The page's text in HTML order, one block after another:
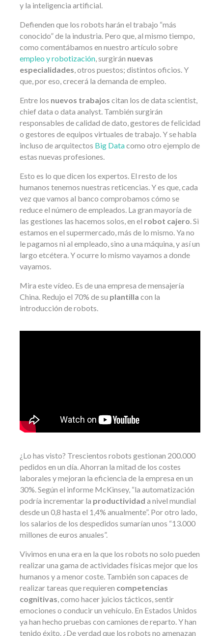
y la inteligencia artificial.
Defienden que los robots harán el trabajo “más
conocido” de la industria. Pero que, al mismo tiempo,
como comentábamos en nuestro artículo sobre
empleo y robotización, surgirán nuevas
especialidades, otros puestos; distintos oficios. Y
que, por eso, crecerá la demanda de empleo.
Entre los nuevos trabajos citan los de data scientist,
chief data o data analyst. También surgirán
responsables de calidad de dato, gestores de felicidad
o gestores de equipos virtuales de trabajo. Y se habla
incluso de arquitectos Big Datacomo otro ejemplo de
estas nuevas profesiones.
Esto es lo que dicen los expertos. El resto de los
humanos tenemos nuestras reticencias. Y es que, cada
vez que vamos al banco comprobamos cómo se
reduce el número de empleados. La gran mayoría de
las gestiones las hacemos solos, en el robot cajero. Si
estamos en el supermercado, más de lo mismo. Ya no
le pagamos ni al empleado, sino a una máquina, y así un
largo etcétera. Y ocurre lo mismo vayamos a donde
vayamos.
Mira este vídeo. Es de una empresa de mensajería
China. Redujo el 70% de su plantilla con la
introducción de robots.
¿Lo has visto? Trescientos robots gestionan 200.000
pedidos en un día. Ahorran la mitad de los costes
laborales y mejoran la eficiencia de la empresa en un
30%. Según el informe McKinsey, “la automatización
podría incrementar la productividad a nivel mundial
desde un 0,8 hasta el 1,4% anualmente”. Por otro lado,
los salarios de los despedidos sumarían unos “13.000
millones de euros anuales”.
Vivimos en una era en la que los robots no solo pueden
realizar una gama de actividades físicas mejor que los
humanos y a menor coste. También son capaces de
realizar tareas que requieren competencias
cognitivas, como hacer juicios tácticos, sentir
emociones o conducir un vehículo. En Estados Unidos
ya han hecho pruebas con camiones de reparto. Y han
tenido éxito. ¿De verdad que los robots no amenazan